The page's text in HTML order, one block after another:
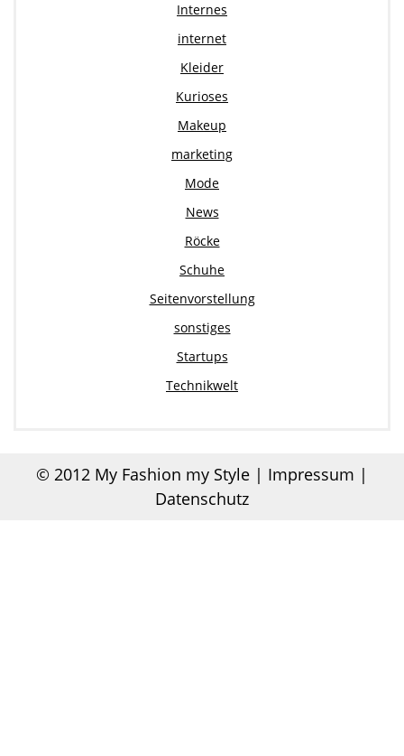
Internes
internet
Kleider
Kurioses
Makeup
marketing
Mode
News
Röcke
Schuhe
Seitenvorstellung
sonstiges
Startups
Technikwelt
© 2012 My Fashion my Style | Impressum |
Datenschutz